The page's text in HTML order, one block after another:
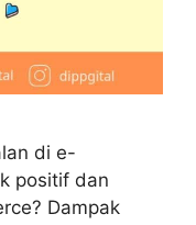
di e-
positif dan
Dampak